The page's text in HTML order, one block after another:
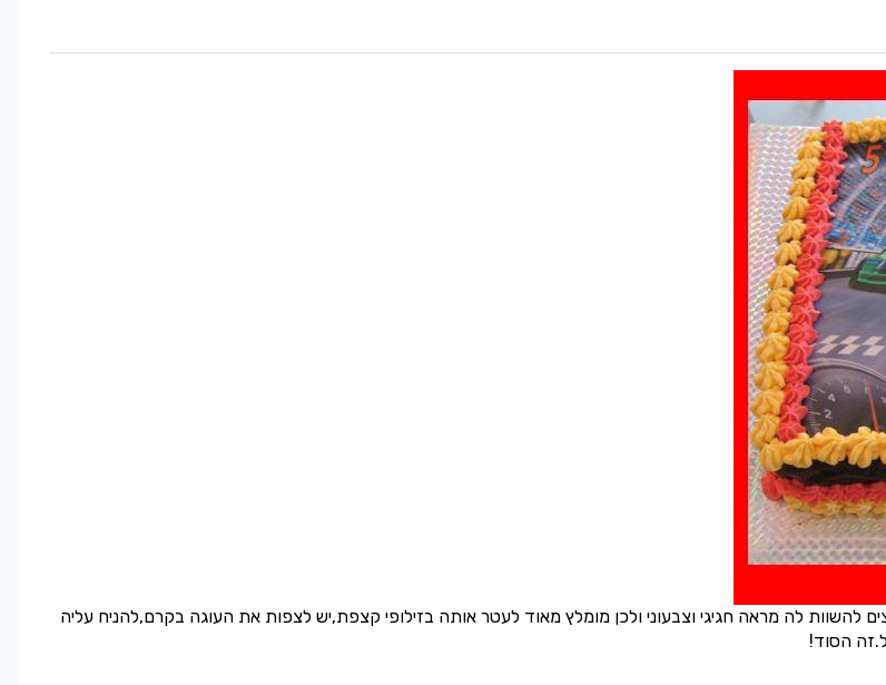
להשוות לה מראה חגיגי וצבעוני ולכן מומלץ מאוד לעטר אותה בזילופי קצפת,יש לצפות את העוגה בקרם,להניח עליה